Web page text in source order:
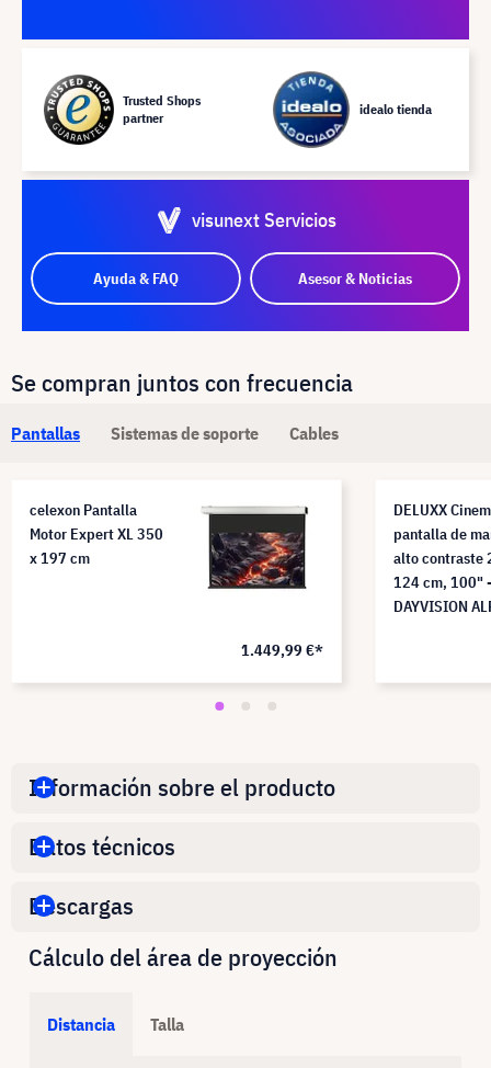
Trusted Shops
partner
idealo tienda
visunext Servicios
Ayuda & FAQ Asesor & Noticias
Se compran juntos con frecuencia
Pantallas Sistemas de soporte Cables
celexon Pantalla
Motor Expert XL 350
x 197 cm
1.449,99 €*
DELUXX
pantalla de
alto contraste
124 cm, 100" -
DAYVISION
Información sobre el producto
Datos técnicos
Descargas
Cálculo del área de proyección
Distancia Talla